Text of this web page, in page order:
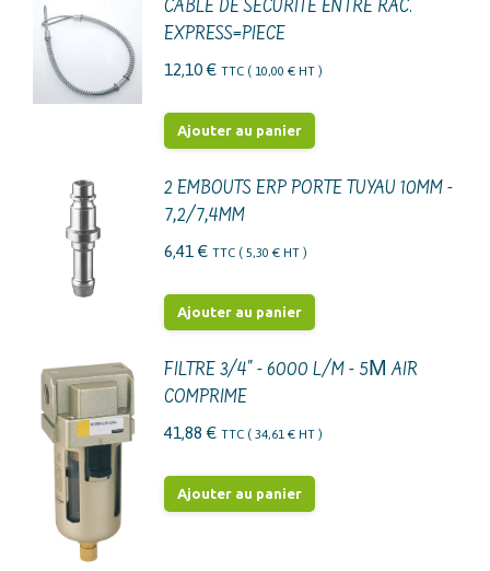
CABLE DE SECURITE ENTRE RAC.
EXPRESS=PIECE
12,10 € TTC ( 10,00 € HT )
Ajouter au panier
2 EMBOUTS ERP PORTE TUYAU 10MM -
7,2/7,4MM
6,41 € TTC ( 5,30 € HT )
Ajouter au panier
FILTRE 3/4" - 6000 L/M - 5Μ AIR
COMPRIME
41,88 € TTC ( 34,61 € HT )
Ajouter au panier